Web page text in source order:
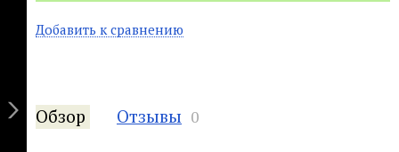
Добавить к сравнению
Обзор Отзывы 0